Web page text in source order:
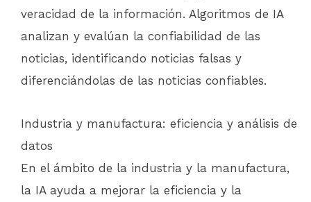
veracidad de la información. Algoritmos de IA
analizan y evalúan la confiabilidad de las
noticias, identificando noticias falsas y
diferenciándolas de las noticias confiables.
Industria y manufactura: eficiencia y análisis de
datos
En el ámbito de la industria y la manufactura,
la IA ayuda a mejorar la eficiencia y la